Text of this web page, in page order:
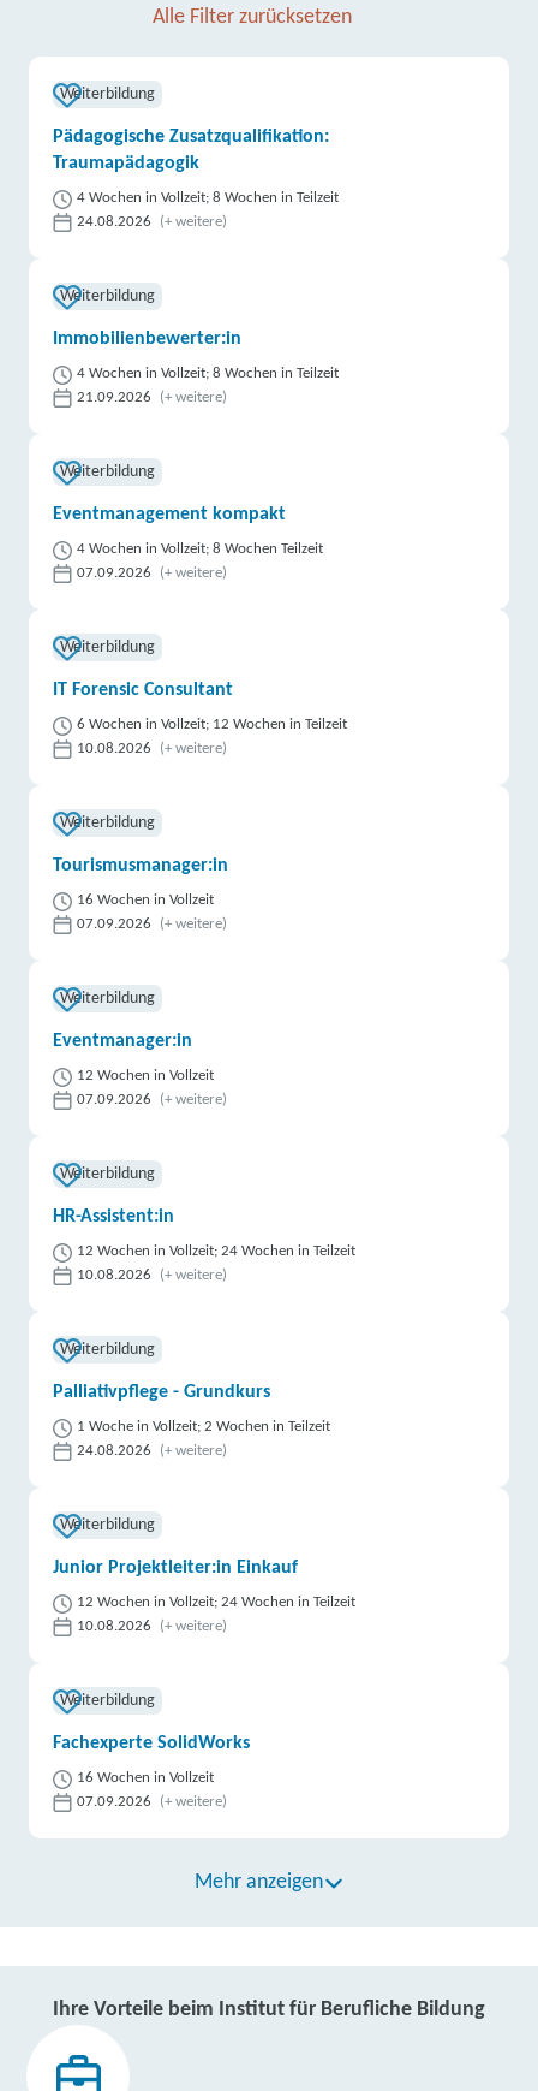
Alle Filter zurücksetzen
Weiterbildung
Pädagogische Zusatzqualifikation:
Traumapädagogik
4 Wochen in Vollzeit; 8 Wochen in Teilzeit
24.08.2026
(+ weitere)
Weiterbildung
Immobilienbewerter:in
4 Wochen in Vollzeit; 8 Wochen in Teilzeit
21.09.2026
(+ weitere)
Weiterbildung
Eventmanagement kompakt
4 Wochen in Vollzeit; 8 Wochen Teilzeit
07.09.2026
(+ weitere)
Weiterbildung
IT Forensic Consultant
6 Wochen in Vollzeit; 12 Wochen in Teilzeit
10.08.2026
(+ weitere)
Weiterbildung
Tourismusmanager:in
16 Wochen in Vollzeit
07.09.2026
(+ weitere)
Weiterbildung
Eventmanager:in
12 Wochen in Vollzeit
07.09.2026
(+ weitere)
Weiterbildung
HR-Assistent:in
12 Wochen in Vollzeit; 24 Wochen in Teilzeit
10.08.2026
(+ weitere)
Weiterbildung
Palliativpflege - Grundkurs
1 Woche in Vollzeit; 2 Wochen in Teilzeit
24.08.2026
(+ weitere)
Weiterbildung
Junior Projektleiter:in Einkauf
12 Wochen in Vollzeit; 24 Wochen in Teilzeit
10.08.2026
(+ weitere)
Weiterbildung
Fachexperte SolidWorks
16 Wochen in Vollzeit
07.09.2026
(+ weitere)
Mehr anzeigen
Ihre Vorteile beim Institut für Berufliche Bildung